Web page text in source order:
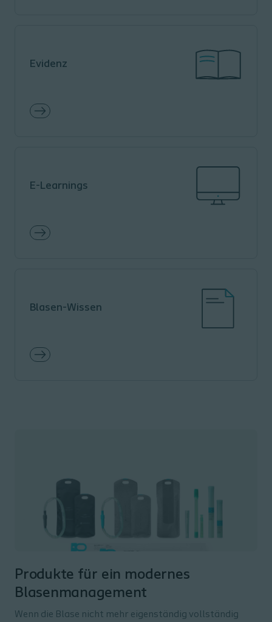
Evidenz
E-Learnings
Blasen-Wissen
Produkte für ein modernes
Blasenmanagement
Wenn die Blase nicht mehr eigenständig vollständig